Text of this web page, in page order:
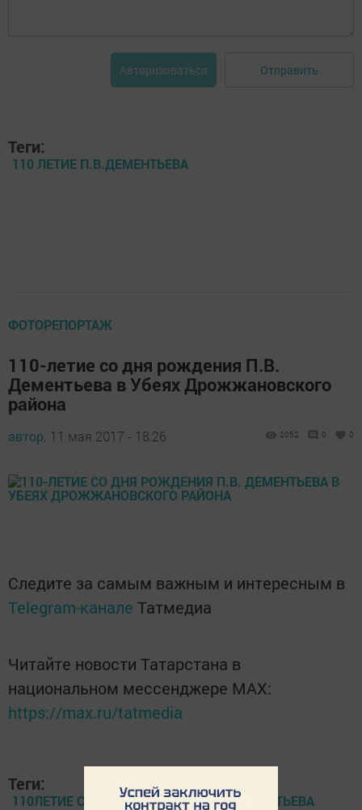
Авторизоваться Отправить
Теги:
110 ЛЕТИЕ П.В.ДЕМЕНТЬЕВА
ФОТОРЕПОРТАЖ
110-летие со дня рождения П.В.
Дементьева в Убеях Дрожжановского
района
автор, 11 мая 2017 - 18:26 2052 0 0
Следите за самым важным и интересным в
Telegram-канале Татмедиа
Читайте новости Татарстана в
национальном мессенджере MАХ:
https://max.ru/tatmedia
Теги:
110ЛЕТИЕ СО ДНЯ РОЖДЕНИЯ П.В. ДЕМЕНТЬЕВА